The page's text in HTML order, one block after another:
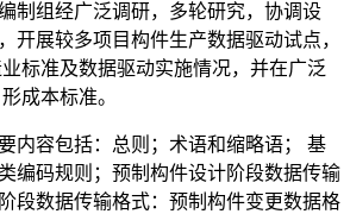
制组经广泛调研，多轮研究，协调设
开展较多项目构件生产数据驱动试点，
标准及数据驱动实施情况，并在广泛
成本标准。
内容包括：总则；术语和缩略语； 基
编码规则；预制构件设计阶段数据传输
段数据传输格式：预制构件变更数据格